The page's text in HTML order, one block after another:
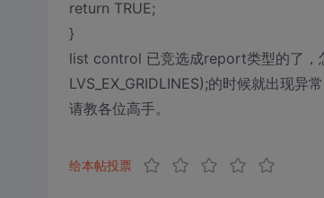
return TRUE;
}
list control 已竞选成report类型的了，
LVS_EX_GRIDLINES);的时候就出现异常
请教各位高手。
给本帖投票